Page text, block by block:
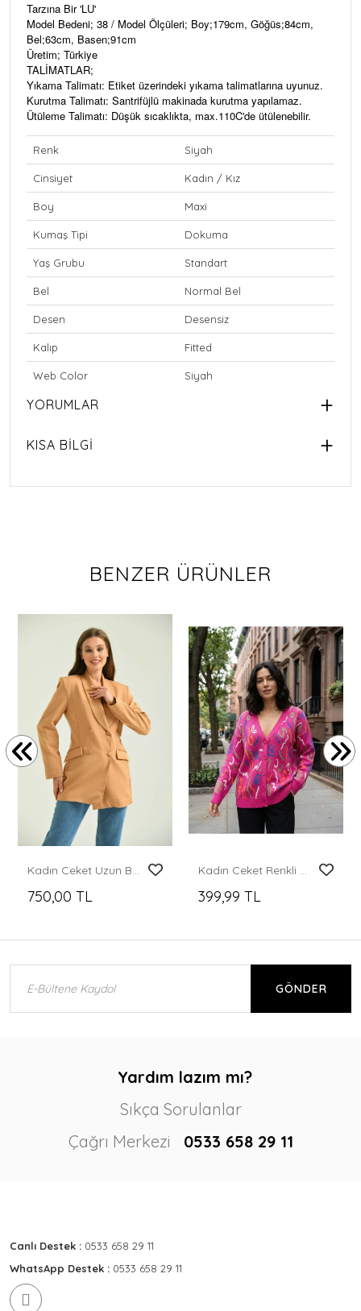
Tarzına Bir 'LU'
Model Bedeni; 38 / Model Ölçüleri; Boy;179cm, Göğüs;84cm,
Bel;63cm, Basen;91cm
Üretim; Türkiye
TALİMATLAR;
Yıkama Talimatı: Etiket üzerindeki yıkama talimatlarına uyunuz.
Kurutma Talimatı: Santrifüjlü makinada kurutma yapılamaz.
Ütüleme Talimatı: Düşük sıcaklıkta, max.110C'de ütülenebilir.
Renk Siyah
Cinsiyet Kadın / Kız
Boy Maxi
Kumaş Tipi Dokuma
Yaş Grubu Standart
Bel Normal Bel
Desen Desensiz
Kalıp Fitted
Web Color Siyah
YORUMLAR
KISA BİLGİ
BENZER ÜRÜNLER
Kadın Ceket Uzun Boy Ceket Kahverengi - T014
750,00 TL
Kadın Ceket Renkli Desenli V Yaka Düğmeli Kadın Ceket
399,99 TL
GÖNDER
Yardım lazım mı?
Sıkça Sorulanlar
Çağrı Merkezi
0533 658 29 11
Canlı Destek : 0533 658 29 11
WhatsApp Destek : 0533 658 29 11